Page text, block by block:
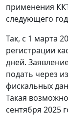
применения
следующего
Так, с 1 марта
регистрации
дней.
подать через
фискальных
Такая
сентября 2025